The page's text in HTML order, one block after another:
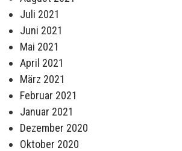
Juli 2021
Juni 2021
Mai 2021
April 2021
März 2021
Februar 2021
Januar 2021
Dezember 2020
Oktober 2020